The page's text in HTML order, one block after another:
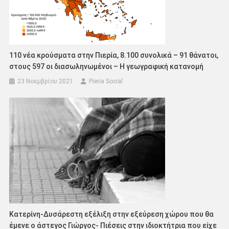
110 νέα κρούσματα στην Πιερία, 8.100 συνολικά – 91 θάνατοι,
στους 597 οι διασωληνωμένοι – Η γεωγραφική κατανομή
23 Νοεμβρίου 2021 Pieria Social
Κατερίνη-Δυσάρεστη εξέλιξη στην εξεύρεση χώρου που θα
έμενε ο άστεγος Γιώργος- Πιέσεις στην ιδιοκτήτρια που είχε